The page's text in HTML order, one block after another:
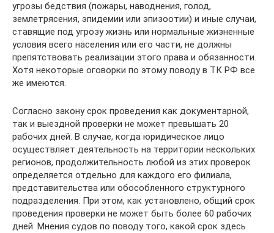
угрозы бедствия (пожары, наводнения, голод,
землетрясения, эпидемии или эпизоотии) и иные случаи,
ставящие под угрозу жизнь или нормальные жизненные
условия всего населения или его части, не должны
препятствовать реализации этого права и обязанности.
Хотя некоторые оговорки по этому поводу в ТК РФ все
же имеются.
Согласно закону срок проведения как документарной,
так и выездной проверки не может превышать 20
рабочих дней. В случае, когда юридическое лицо
осуществляет деятельность на территории нескольких
регионов, продолжительность любой из этих проверок
определяется отдельно для каждого его филиала,
представительства или обособленного структурного
подразделения. При этом, как установлено, общий срок
проведения проверки не может быть более 60 рабочих
дней. Мнения судов по поводу того, какой срок здесь